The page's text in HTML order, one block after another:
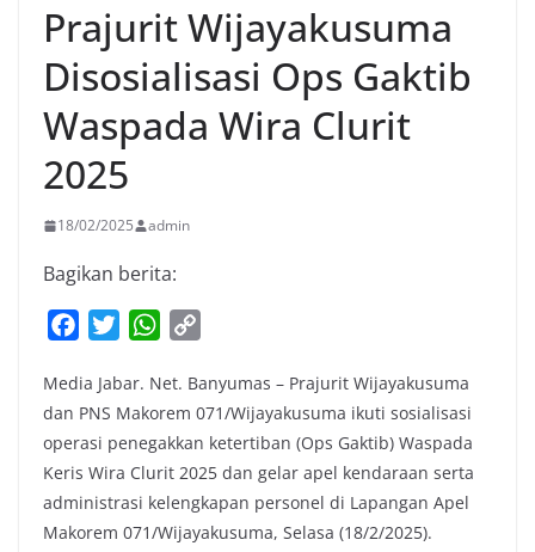
Prajurit Wijayakusuma
Disosialisasi Ops Gaktib
Waspada Wira Clurit
2025
18/02/2025 admin
Bagikan berita:
c
e
b
o
o
k
i
t
t
e
r
W
a
t
s
A
p
p
p
y
L
i
n
k
Media Jabar. Net. Banyumas – Prajurit Wijayakusuma
dan PNS Makorem 071/Wijayakusuma ikuti sosialisasi
operasi penegakkan ketertiban (Ops Gaktib) Waspada
Keris Wira Clurit 2025 dan gelar apel kendaraan serta
administrasi kelengkapan personel di Lapangan Apel
Makorem 071/Wijayakusuma, Selasa (18/2/2025).